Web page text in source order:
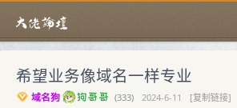
希望业务像域名一样专业
域名狗 (333) 2024-6-11
[复制链接]